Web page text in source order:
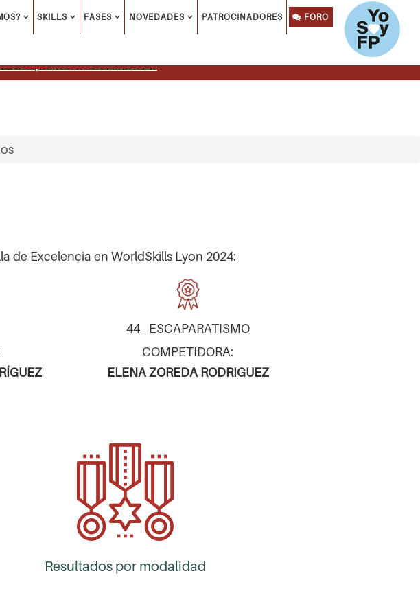
SKILLS FASES NOVEDADES PATROCINADORES FORO
competiciones Skills 26-27.
de Excelencia en WorldSkills Lyon 2024:
44_ ESCAPARATISMO
COMPETIDORA:
ELENA ZOREDA RODRIGUEZ
Resultados por modalidad